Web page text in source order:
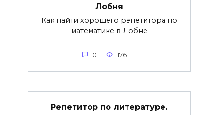
Лобня
Как найти хорошего репетитора по
математике в Лобне
0 176
Репетитор по литературе.